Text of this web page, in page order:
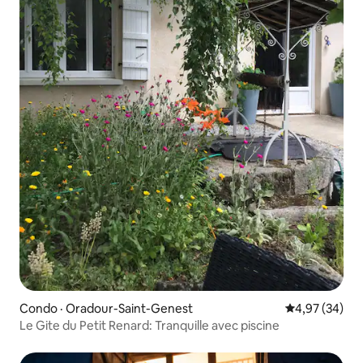
Condo · Oradour-Saint-Genest Note
4,97 (34)
Le Gite du Petit Renard: Tranquille avec piscine